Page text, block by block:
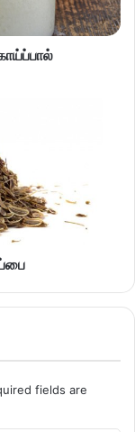
fields are